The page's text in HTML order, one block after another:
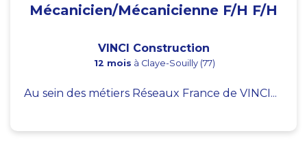
Mécanicien/Mécanicienne F/H F/H
VINCI Construction
12 mois à Claye-Souilly (77)
Au sein des métiers Réseaux France de VINCI...